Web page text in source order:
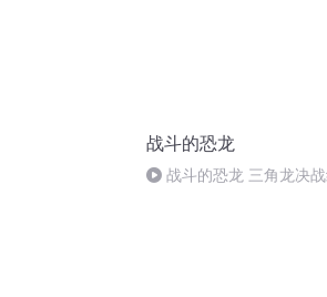
战斗的恐龙
战斗的恐龙 三角龙决战